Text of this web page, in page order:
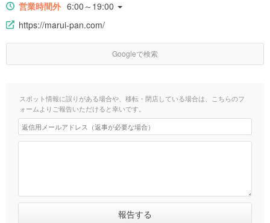
営業時間外 6:00～19:00
https://marui-pan.com/
Googleで検索
スポット情報に誤りがある場合や、移転・閉店している場合は、こちらのフ
ォームよりご報告いただけると幸いです。